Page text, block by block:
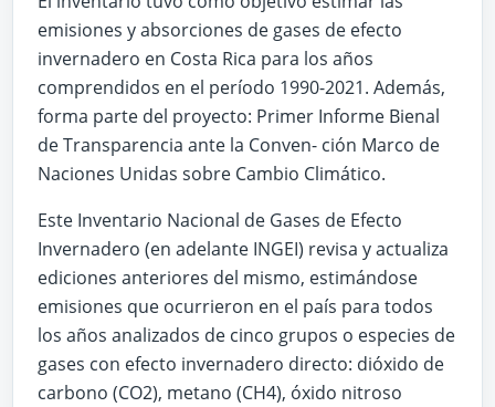
emisiones y absorciones de gases de efecto
invernadero en Costa Rica para los años
comprendidos en el período 1990-2021. Además,
forma parte del proyecto: Primer Informe Bienal
de Transparencia ante la Conven- ción Marco de
Naciones Unidas sobre Cambio Climático.
Este Inventario Nacional de Gases de Efecto
Invernadero (en adelante INGEI) revisa y actualiza
ediciones anteriores del mismo, estimándose
emisiones que ocurrieron en el país para todos
los años analizados de cinco grupos o especies de
gases con efecto invernadero directo: dióxido de
carbono (CO2), metano (CH4), óxido nitroso